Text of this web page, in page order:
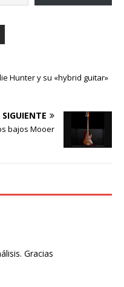
Hunter y su «hybrid guitar»
SIGUIENTE
bajos Mooer
Gracias